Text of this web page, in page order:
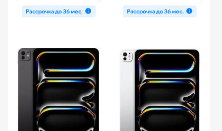
Рассрочка до 36 мес. Рассрочка до 36 мес.